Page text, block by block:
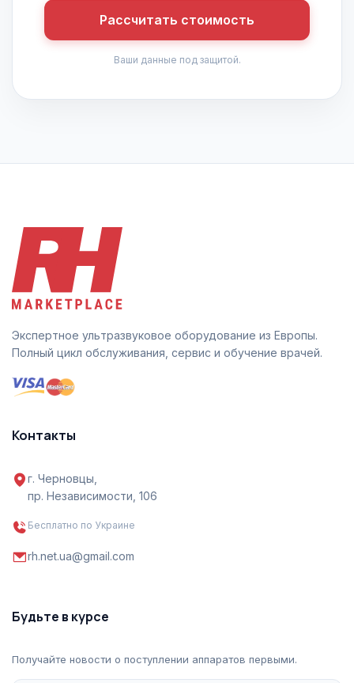
Рассчитать стоимость
Ваши данные под защитой.
Экспертное ультразвуковое оборудование из Европы.
Полный цикл обслуживания, сервис и обучение врачей.
Контакты
г. Черновцы,
пр. Независимости, 106
Бесплатно по Украине
rh.net.ua@gmail.com
Будьте в курсе
Получайте новости о поступлении аппаратов первыми.